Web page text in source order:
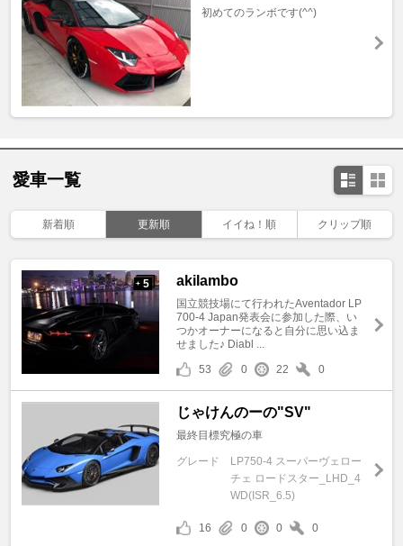
初めてのランボです(^^)
愛車一覧
新着順 更新順 イイね！順 クリップ順
+ 5 akilambo
国立競技場にて行われたAventador LP
700‐4 Japan発表会に参加した際、い
つかオーナーになると自分に思い込ま
せました♪ Diabl ...
53
0 22 0
じゃけんのーの"SV"
最終目標究極の車
グレード
LP750-4 スーパーヴェロー
チェ ロードスター_LHD_4
WD(ISR_6.5)
16 0 0 0